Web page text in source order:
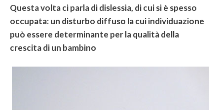
Questa volta ci parla di dislessia, di cui si è spesso
occupata: un disturbo diffuso la cui individuazione
può essere determinante per la qualità della
crescita di un bambino